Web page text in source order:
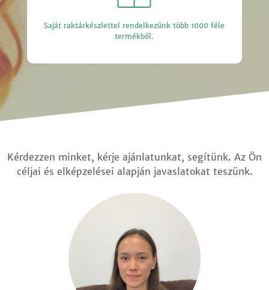
Saját raktárkészlettel rendelkezünk több 1000 féle
termékből.
Kérdezzen minket, kérje ajánlatunkat, segítünk. Az Ön
céljai és elképzelései alapján javaslatokat teszünk.